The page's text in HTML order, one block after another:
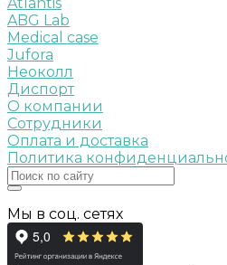
ABG Lab
Medical case
Jufora
Неоколл
Диспорт
О компании
Сотрудники
Оплата и доставка
Политика
Мы в соц. сетях